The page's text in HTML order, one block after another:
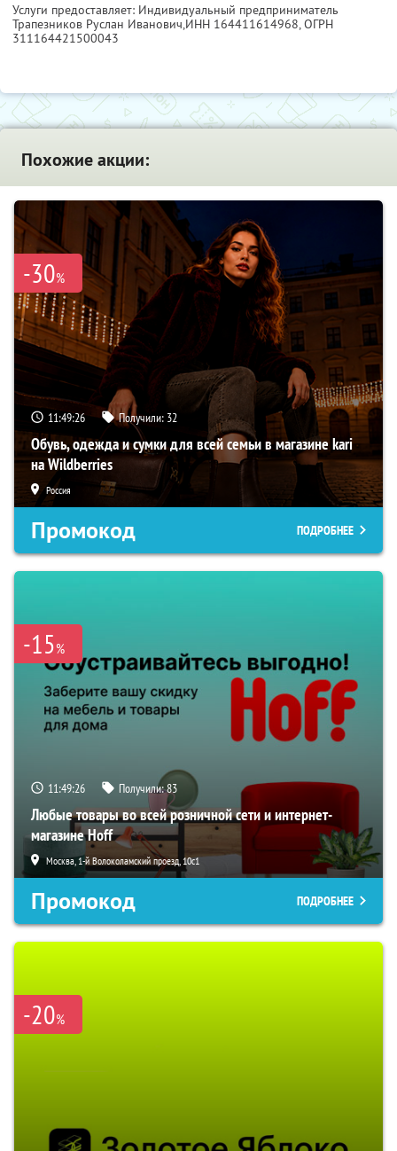
Услуги предоставляет: Индивидуальный предприниматель
Трапезников Руслан Иванович,ИНН 164411614968, ОГРН
311164421500043
Похожие акции:
-30%
11:49:25 Получили: 32
Обувь, одежда и сумки для всей семьи в магазине kari
на Wildberries
Россия
Промокод ПОДРОБНЕЕ
-15%
11:49:25 Получили:83
Любые товары во всей розничной сети и интернет-
магазине Hoff
Москва, 1-й Волоколамский проезд, 10с1
Промокод ПОДРОБНЕЕ
-20%